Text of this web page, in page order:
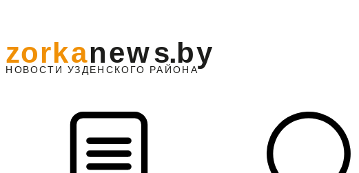
НО ВОСТИ УЗДЕНС КО ГО РАЙОНА
zorkanews.by